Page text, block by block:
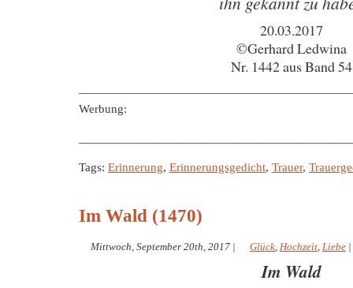
20.03.2017
©Gerhard Ledwina
Nr. 1442 aus Band 54
Werbung:
Tags: Erinnerung, Erinnerungsgedicht, Trauer,
Im Wald (1470)
Mittwoch, September 20th, 2017 | Glück, Hochzeit, Liebe |
Im Wald